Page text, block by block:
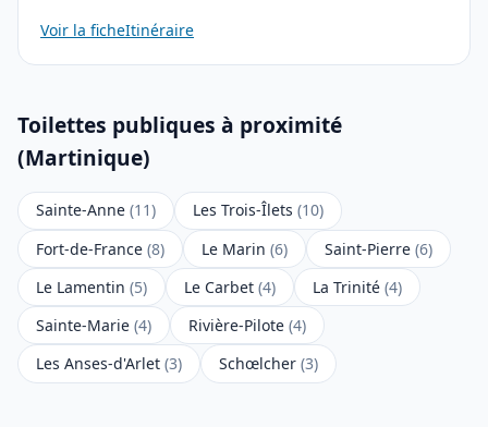
Voir la ficheItinéraire
Toilettes publiques à proximité
(Martinique)
Sainte-Anne (11) Les Trois-Îlets (10)
Fort-de-France (8) Le Marin (6) Saint-Pierre (6)
Le Lamentin (5) Le Carbet (4) La Trinité (4)
Sainte-Marie (4) Rivière-Pilote (4)
Les Anses-d'Arlet (3) Schœlcher (3)